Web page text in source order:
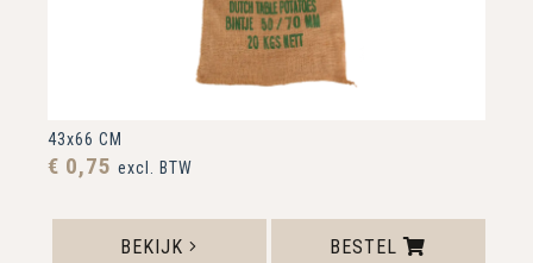
43x66 CM
€ 0,75 excl. BTW
BEKIJK BESTEL